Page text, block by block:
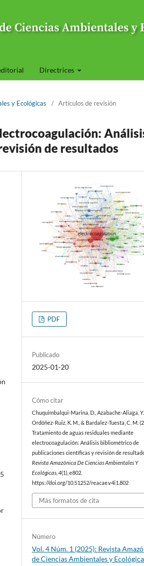
Directrices
y Ecológicas / Artículos de revisión
de resultados
PDF
Publicado
2025-01-20
Cómo citar
Chuquimbalqui-Marina, D., Azabache-Aliaga, Y.
Ordóñez-Ruiz, K. M., & Bardalez-Tuesta, C. M.
Tratamiento de aguas residuales mediante
electrocoagulación: Análisis bibliométrico de
publicaciones científicas y revisión de
Revista Amazónica De Ciencias Ambientales Y
Ecológicas ,4(1), e802.
https://doi.org/10.51252/reacae.v4i1.802
Más formatos de cita
Número
Vol. 4 Núm. 1 (2025): Revista
de Ciencias Ambientales y